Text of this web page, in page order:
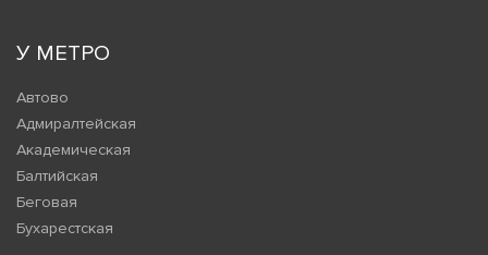
У МЕТРО
Автово
Адмиралтейская
Академическая
Балтийская
Беговая
Бухарестская